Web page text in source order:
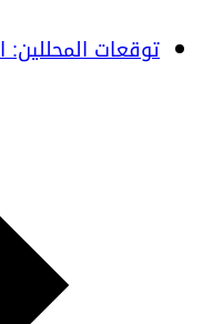
توقعات المحللين: